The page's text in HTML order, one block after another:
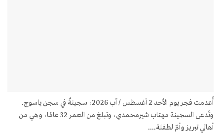
أُعدمت فجر يوم الأحد 2 أغسطس / آب 2026، سجينةٌ في سجن ياسوج.
وتُدعى السجينة مهتاب شيرمحمدي، وتبلغ من العمر 32 عامًا، وهي من
أهالي تبريز وأمّ لطفلة....